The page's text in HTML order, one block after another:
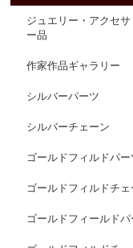
ジュエリー・アクセ
ー品
作家作品ギャラリー
シルバーパーツ
シルバーチェーン
ゴールドフィルドパ
ゴールドフィルドチ
ゴールドフィールド